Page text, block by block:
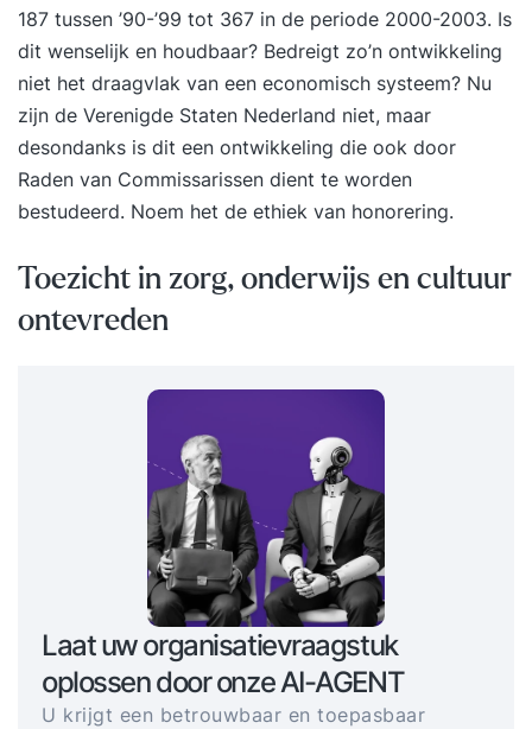
187 tussen ’90-’99 tot 367 in de periode 2000-2003. Is
dit wenselijk en houdbaar? Bedreigt zo’n ontwikkeling
niet het draagvlak van een economisch systeem? Nu
zijn de Verenigde Staten Nederland niet, maar
desondanks is dit een ontwikkeling die ook door
Raden van Commissarissen dient te worden
bestudeerd. Noem het de ethiek van honorering.
Toezicht in zorg, onderwijs en cultuur
ontevreden
Laat uw organisatievraagstuk
oplossen door onze AI-AGENT
U krijgt een betrouwbaar en toepasbaar